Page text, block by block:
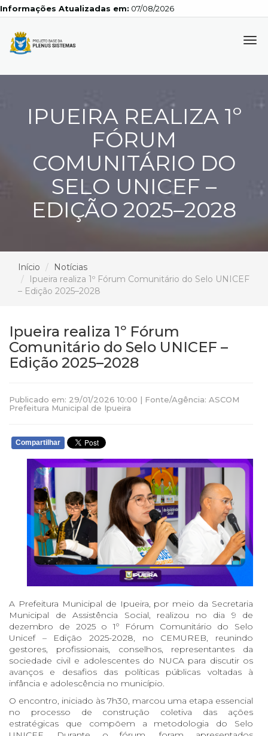
Atualizadas em: 07/08/2026
IPUEIRA REALIZA 1º
FÓRUM
COMUNITÁRIO DO
SELO UNICEF –
EDIÇÃO 2025–2028
Início
Notícias
Ipueira realiza 1º Fórum Comunitário do Selo UNICEF
– Edição 2025–2028
Ipueira realiza 1º Fórum
Comunitário do Selo UNICEF –
Edição 2025–2028
Publicado em: 29/01/2026 10:00 | Fonte/Agência: ASCOM
Prefeitura Municipal de Ipueira
Compartilhar
A Prefeitura Municipal de Ipueira, por meio da Secretaria
Municipal de Assistência Social, realizou no dia 9 de
dezembro de 2025 o 1º Fórum Comunitário do Selo
Unicef – Edição 2025-2028, no CEMUREB, reunindo
gestores, profissionais, conselhos, representantes da
sociedade civil e adolescentes do NUCA para discutir os
avanços e desafios das políticas públicas voltadas à
infância e adolescência no município.
O encontro, iniciado às 7h30, marcou uma etapa essencial
no processo de construção coletiva das ações
estratégicas que compõem a metodologia do Selo